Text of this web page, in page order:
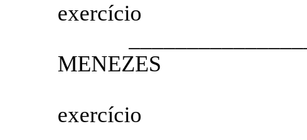
exercício
MENEZES
exercício